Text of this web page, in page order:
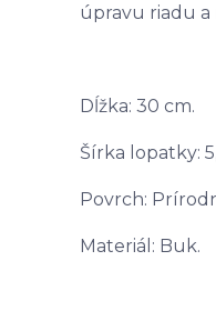
úpravu riadu a
Dĺžka: 30 cm.
Šírka lopatky:
Povrch:
Materiál: Buk.